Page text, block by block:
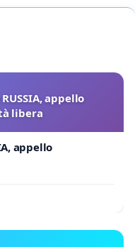
RUSSIA, appello
libera
appello